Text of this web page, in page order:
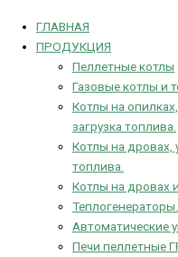
ГЛАВНАЯ
ПРОДУКЦИЯ
Пеллетные котлы
Газовые котлы и
Котлы на
загрузка топлива.
Котлы на дровах,
топлива.
Котлы на дровах
Автоматические
Печи пеллетные